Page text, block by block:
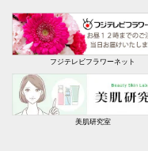
フジテレビフラワーネット
美肌研究室